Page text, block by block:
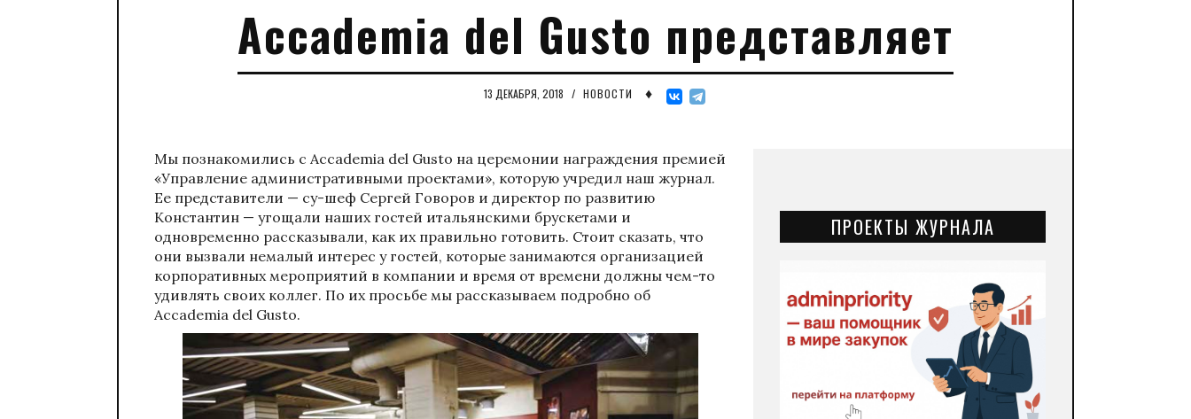
Accademia del Gusto представляет
13 ДЕКАБРЯ, 2018 / НОВОСТИ ♦
Мы познакомились с Accademia del Gusto на церемонии награждения премией
«Управление административными проектами», которую учредил наш журнал.
Ее представители — су-шеф Сергей Говоров и директор по развитию
Константин — угощали наших гостей итальянскими брускетами и
одновременно рассказывали, как их правильно готовить. Стоит сказать, что
они вызвали немалый интерес у гостей, которые занимаются организацией
корпоративных мероприятий в компании и время от времени должны чем-то
удивлять своих коллег. По их просьбе мы рассказываем подробно об
Accademia del Gusto.
ПРОЕКТЫ ЖУРНАЛА